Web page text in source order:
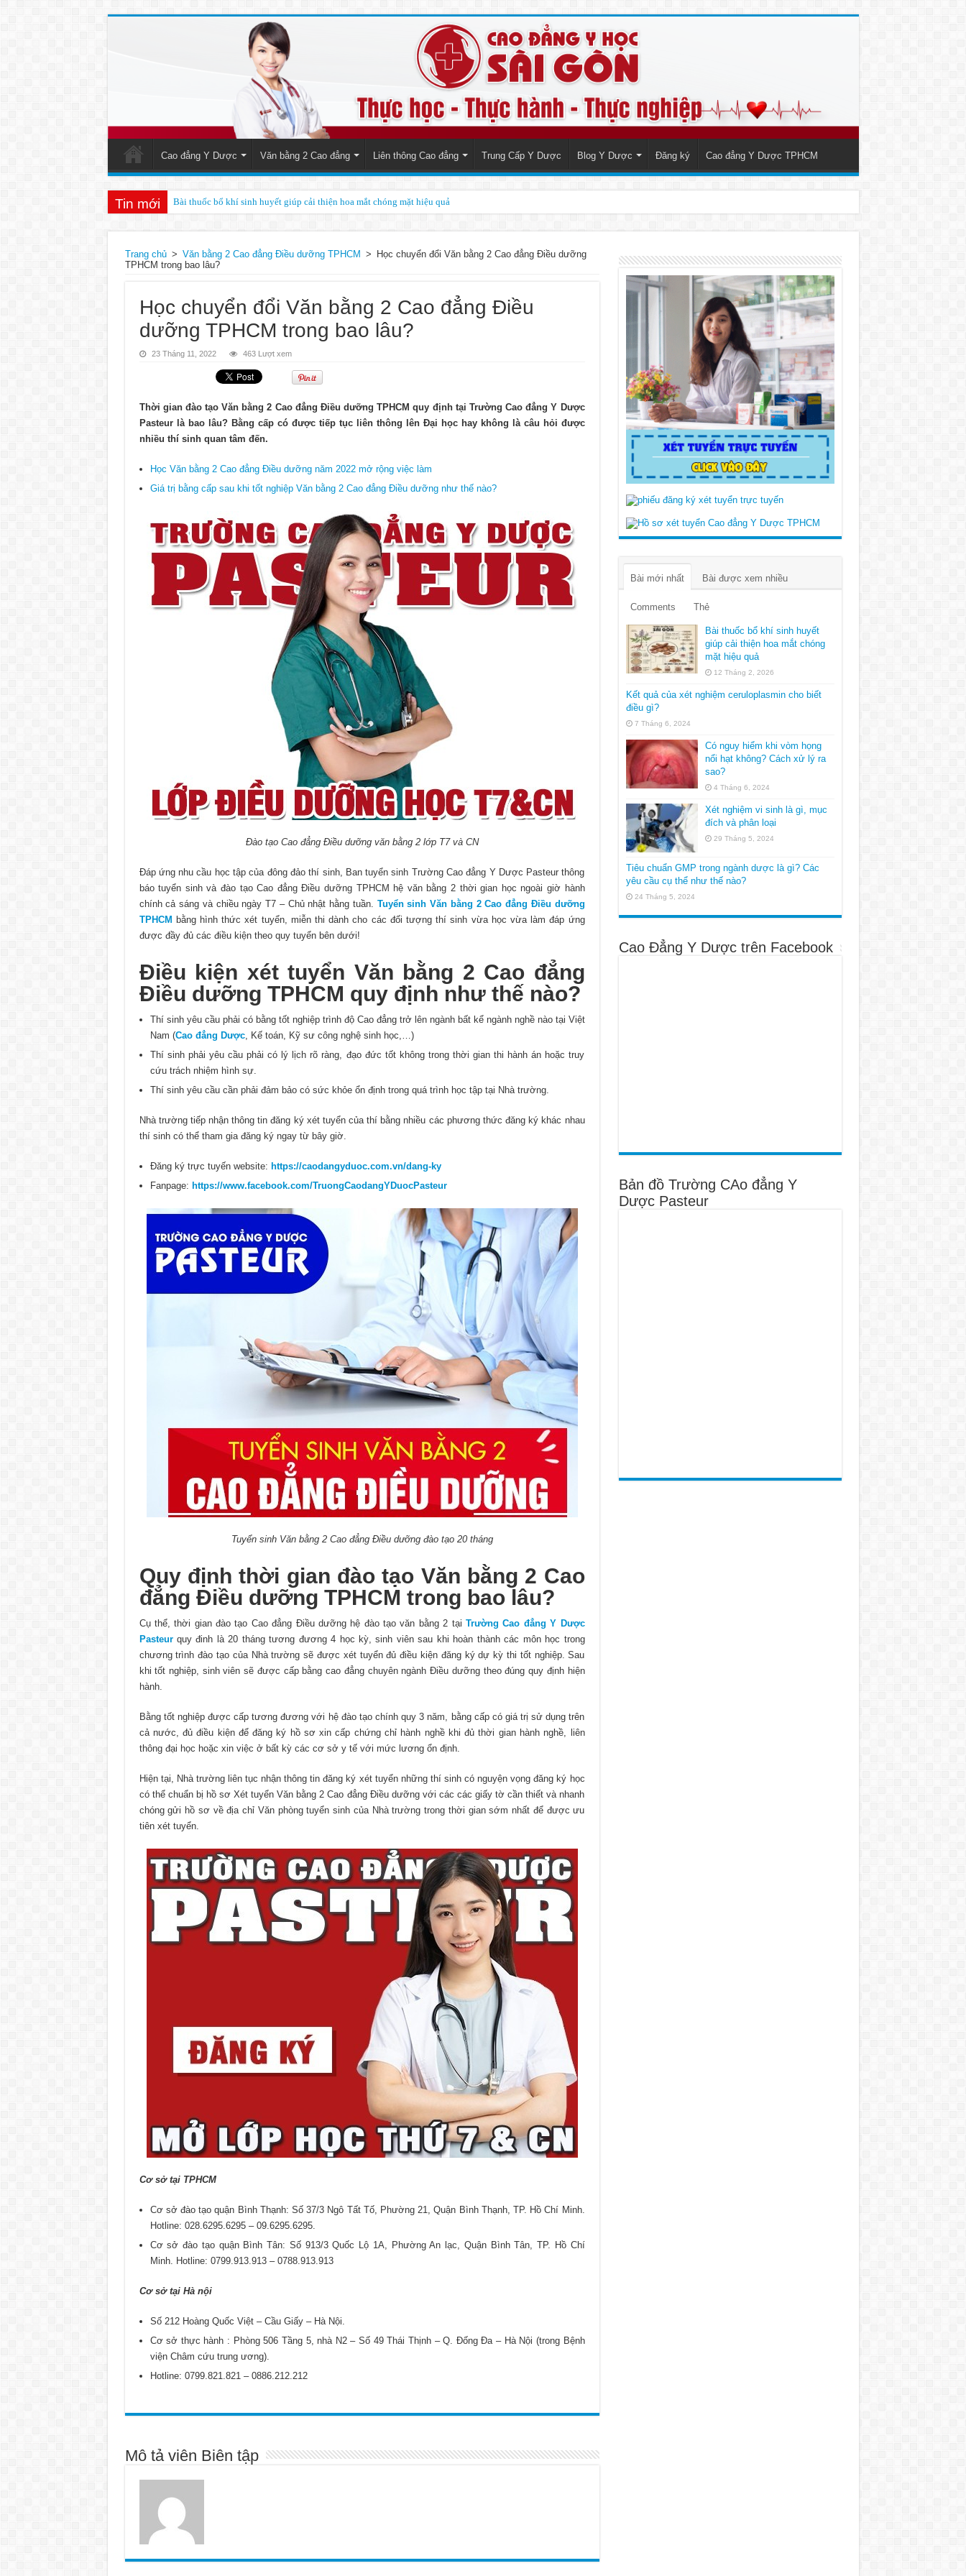
Cao đẳng Y Dược Văn bằng 2 Cao đẳng Liên thông Cao đẳng Trung Cấp Y Dược Blog Y Dược Đăng ký Cao đẳng Y Dược TPHCM
Tin mới Bài thuốc bổ khí sinh huyết giúp cải thiện hoa mắt chóng mặt hiệu quả
Kết quả của xét nghiệm ceruloplasmin cho biết điều gì?
Trang chủ > Văn bằng 2 Cao đẳng Điều dưỡng TPHCM >
Học chuyển đổi Văn bằng 2 Cao đẳng Điều dưỡng
TPHCM trong bao lâu?
Học chuyển đổi Văn bằng 2 Cao đẳng Điều
dưỡng TPHCM trong bao lâu?
23 Tháng 11, 2022 463 Lượt xem
Thời gian đào tạo Văn bằng 2 Cao đẳng Điều dưỡng TPHCM quy định tại Trường Cao đẳng Y Dược
Pasteur là bao lâu? Bằng cấp có được tiếp tục liên thông lên Đại học hay không là câu hỏi được
nhiều thí sinh quan tâm đến.
Học Văn bằng 2 Cao đẳng Điều dưỡng năm 2022 mở rộng việc làm
Giá trị bằng cấp sau khi tốt nghiệp Văn bằng 2 Cao đẳng Điều dưỡng như thế nào?
Đào tạo Cao đẳng Điều dưỡng văn bằng 2 lớp T7 và CN
Đáp ứng nhu cầu học tập của đông đảo thí sinh, Ban tuyển sinh Trường Cao đẳng Y Dược Pasteur thông
báo tuyển sinh và đào tạo Cao đẳng Điều dưỡng TPHCM hệ văn bằng 2 thời gian học ngoài giờ hành
chính cả sáng và chiều ngày T7 – Chủ nhật hằng tuần. Tuyển sinh Văn bằng 2 Cao đẳng Điều dưỡng
TPHCM bằng hình thức xét tuyển, miễn thi dành cho các đối tượng thí sinh vừa học vừa làm đáp ứng
được đầy đủ các điều kiện theo quy tuyển bên dưới!
Điều kiện xét tuyển Văn bằng 2 Cao đẳng
Điều dưỡng TPHCM quy định như thế nào?
Thí sinh yêu cầu phải có bằng tốt nghiệp trình độ Cao đẳng trở lên ngành bất kể ngành nghề nào tại Việt
Nam (Cao đẳng Dược, Kế toán, Kỹ sư công nghệ sinh học,…)
Thí sinh phải yêu cầu phải có lý lịch rõ ràng, đạo đức tốt không trong thời gian thi hành án hoặc truy
cứu trách nhiệm hình sự.
Thí sinh yêu cầu cần phải đảm bảo có sức khỏe ổn định trong quá trình học tập tại Nhà trường.
Nhà trường tiếp nhận thông tin đăng ký xét tuyển của thí bằng nhiều các phương thức đăng ký khác nhau
thí sinh có thể tham gia đăng ký ngay từ bây giờ.
Đăng ký trực tuyến website: https://caodangyduoc.com.vn/dang-ky
Fanpage: https://www.facebook.com/TruongCaodangYDuocPasteur
Tuyển sinh Văn bằng 2 Cao đẳng Điều dưỡng đào tạo 20 tháng
Quy định thời gian đào tạo Văn bằng 2 Cao
đẳng Điều dưỡng TPHCM trong bao lâu?
Cụ thể, thời gian đào tạo Cao đẳng Điều dưỡng hệ đào tạo văn bằng 2 tại Trường Cao đẳng Y Dược
Pasteur quy đinh là 20 tháng tương đương 4 học kỳ, sinh viên sau khi hoàn thành các môn học trong
chương trình đào tạo của Nhà trường sẽ được xét tuyển đủ điều kiện đăng ký dự kỳ thi tốt nghiệp. Sau
khi tốt nghiệp, sinh viên sẽ được cấp bằng cao đẳng chuyên ngành Điều dưỡng theo đúng quy định hiện
hành.
Bằng tốt nghiệp được cấp tương đương với hệ đào tạo chính quy 3 năm, bằng cấp có giá trị sử dụng trên
cả nước, đủ điều kiện để đăng ký hồ sơ xin cấp chứng chỉ hành nghề khi đủ thời gian hành nghề, liên
thông đại học hoặc xin việc ở bất kỳ các cơ sở y tế với mức lương ổn định.
Hiện tại, Nhà trường liên tục nhận thông tin đăng ký xét tuyển những thí sinh có nguyện vọng đăng ký học
có thể chuẩn bị hồ sơ Xét tuyển Văn bằng 2 Cao đẳng Điều dưỡng với các các giấy tờ cần thiết và nhanh
chóng gửi hồ sơ về địa chỉ Văn phòng tuyển sinh của Nhà trường trong thời gian sớm nhất để được ưu
tiên xét tuyển.
Cơ sở tại TPHCM
Cơ sở đào tạo quận Bình Thạnh: Số 37/3 Ngô Tất Tố, Phường 21, Quận Bình Thạnh, TP. Hồ Chí Minh.
Hotline: 028.6295.6295 – 09.6295.6295.
Cơ sở đào tạo quận Bình Tân: Số 913/3 Quốc Lộ 1A, Phường An lạc, Quận Bình Tân, TP. Hồ Chí
Minh. Hotline: 0799.913.913 – 0788.913.913
Cơ sở tại Hà nội
Số 212 Hoàng Quốc Việt – Cầu Giấy – Hà Nội.
Cơ sở thực hành : Phòng 506 Tầng 5, nhà N2 – Số 49 Thái Thịnh – Q. Đống Đa – Hà Nội (trong Bệnh
viện Châm cứu trung ương).
Hotline: 0799.821.821 – 0886.212.212
Mô tả viên Biên tập
Bài mới nhất Bài được xem nhiều
Comments Thẻ
Bài thuốc bổ khí sinh huyết
giúp cải thiện hoa mắt chóng
mặt hiệu quả
12 Tháng 2, 2026
Kết quả của xét nghiệm ceruloplasmin cho biết
điều gì?
7 Tháng 6, 2024
Có nguy hiểm khi vòm họng
nổi hạt không? Cách xử lý ra
sao?
4 Tháng 6, 2024
Xét nghiệm vi sinh là gì, mục
đích và phân loại
29 Tháng 5, 2024
Tiêu chuẩn GMP trong ngành dược là gì? Các
yêu cầu cụ thể như thế nào?
24 Tháng 5, 2024
Cao Đẳng Y Dược trên Facebook
Bản đồ Trường CAo đẳng Y
Dược Pasteur